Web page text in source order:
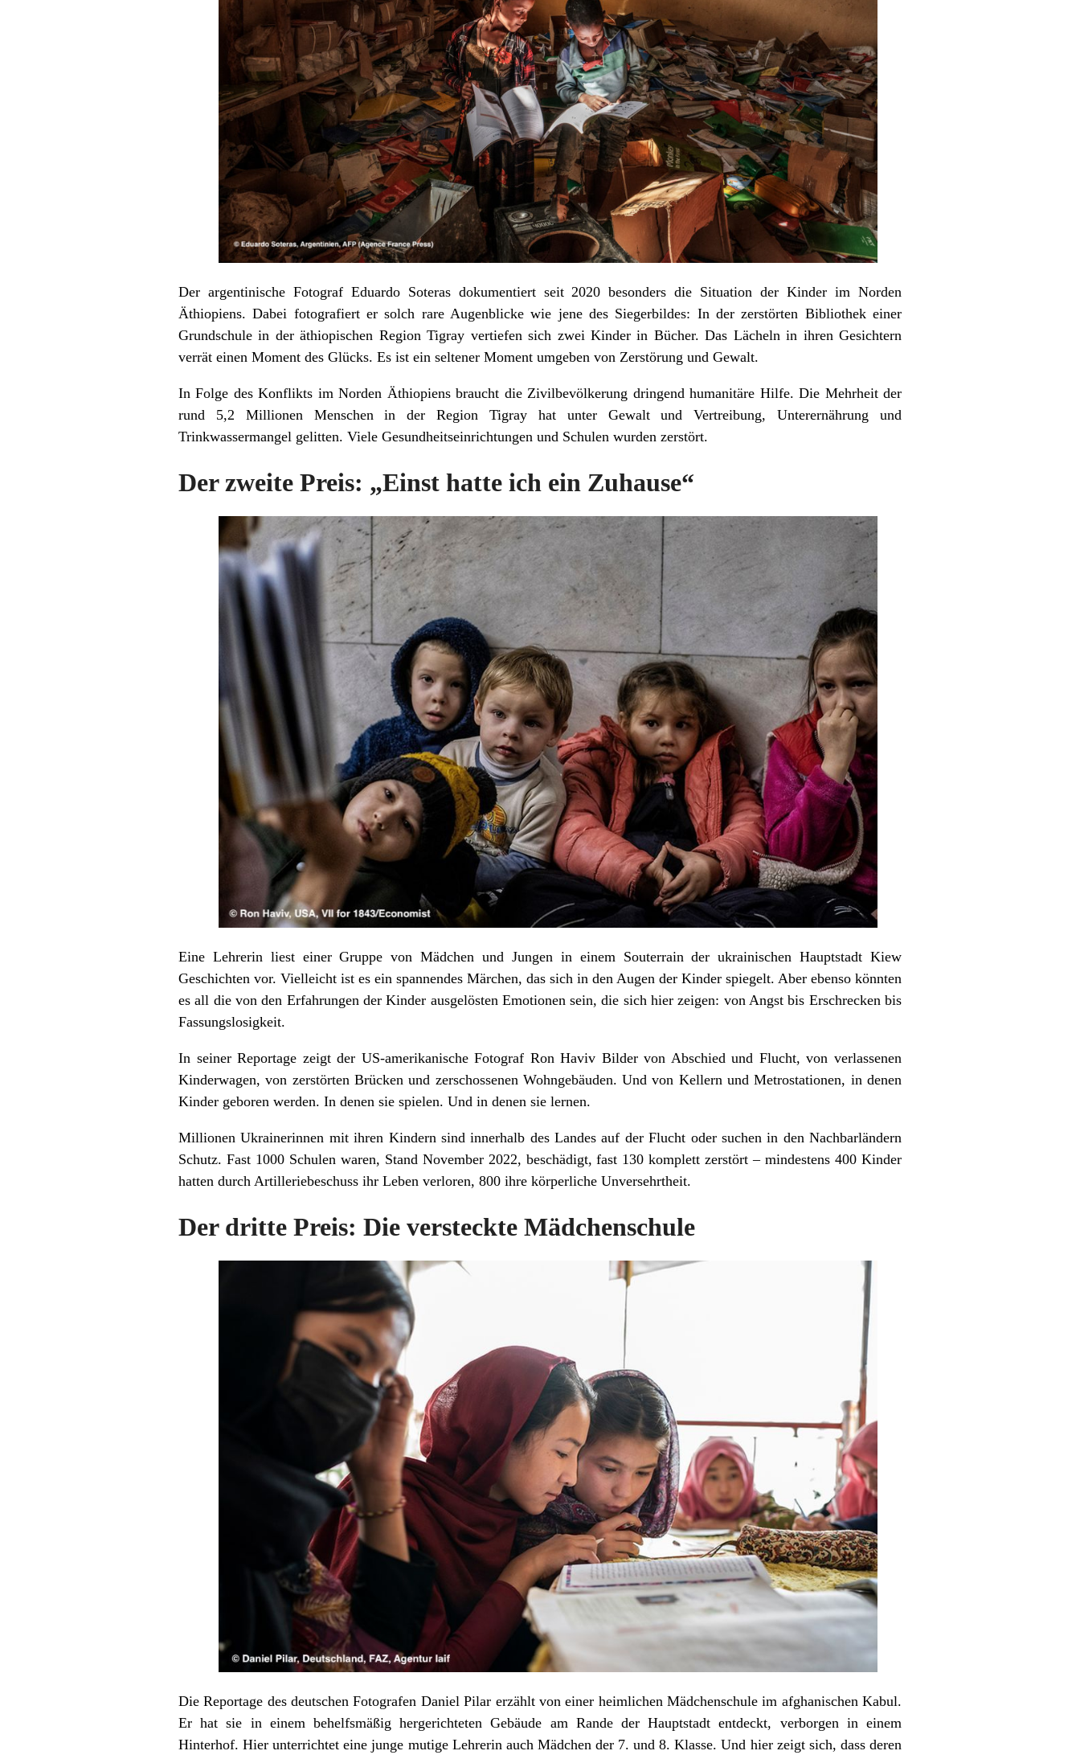
Der argentinische Fotograf Eduardo Soteras dokumentiert seit 2020 besonders die Situation der Kinder im Norden
Äthiopiens. Dabei fotografiert er solch rare Augenblicke wie jene des Siegerbildes: In der zerstörten Bibliothek einer
Grundschule in der äthiopischen Region Tigray vertiefen sich zwei Kinder in Bücher. Das Lächeln in ihren Gesichtern
verrät einen Moment des Glücks. Es ist ein seltener Moment umgeben von Zerstörung und Gewalt.
In Folge des Konflikts im Norden Äthiopiens braucht die Zivilbevölkerung dringend humanitäre Hilfe. Die Mehrheit der
rund 5,2 Millionen Menschen in der Region Tigray hat unter Gewalt und Vertreibung, Unterernährung und
Trinkwassermangel gelitten. Viele Gesundheitseinrichtungen und Schulen wurden zerstört.
Der zweite Preis: „Einst hatte ich ein Zuhause“
Eine Lehrerin liest einer Gruppe von Mädchen und Jungen in einem Souterrain der ukrainischen Hauptstadt Kiew
Geschichten vor. Vielleicht ist es ein spannendes Märchen, das sich in den Augen der Kinder spiegelt. Aber ebenso könnten
es all die von den Erfahrungen der Kinder ausgelösten Emotionen sein, die sich hier zeigen: von Angst bis Erschrecken bis
Fassungslosigkeit.
In seiner Reportage zeigt der US-amerikanische Fotograf Ron Haviv Bilder von Abschied und Flucht, von verlassenen
Kinderwagen, von zerstörten Brücken und zerschossenen Wohngebäuden. Und von Kellern und Metrostationen, in denen
Kinder geboren werden. In denen sie spielen. Und in denen sie lernen.
Millionen Ukrainerinnen mit ihren Kindern sind innerhalb des Landes auf der Flucht oder suchen in den Nachbarländern
Schutz. Fast 1000 Schulen waren, Stand November 2022, beschädigt, fast 130 komplett zerstört – mindestens 400 Kinder
hatten durch Artilleriebeschuss ihr Leben verloren, 800 ihre körperliche Unversehrtheit.
Der dritte Preis: Die versteckte Mädchenschule
Die Reportage des deutschen Fotografen Daniel Pilar erzählt von einer heimlichen Mädchenschule im afghanischen Kabul.
Er hat sie in einem behelfsmäßig hergerichteten Gebäude am Rande der Hauptstadt entdeckt, verborgen in einem
Hinterhof. Hier unterrichtet eine junge mutige Lehrerin auch Mädchen der 7. und 8. Klasse. Und hier zeigt sich, dass deren